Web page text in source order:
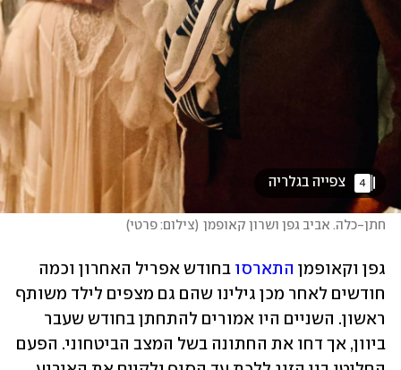
4
חתן-כלה. אביב גפן ושרון קאופמן (צילום: פרטי)
גפן וקאופמן התארסו